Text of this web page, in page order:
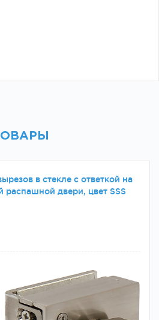
в стекле с ответкой на
распашной двери, цвет SSS